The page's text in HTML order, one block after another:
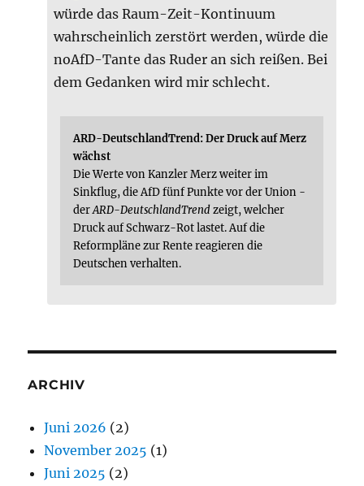
würde das Raum-Zeit-Kontinuum
wahrscheinlich zerstört werden, würde die
noAfD-Tante das Ruder an sich reißen. Bei
dem Gedanken wird mir schlecht.
ARD-DeutschlandTrend: Der Druck auf Merz
wächst
Die Werte von Kanzler Merz weiter im
Sinkflug, die AfD fünf Punkte vor der Union -
derARD-DeutschlandTrendzeigt, welcher
Druck auf Schwarz-Rot lastet. Auf die
Reformpläne zur Rente reagieren die
Deutschen verhalten.
ARCHIV
Juni 2026 (2)
November 2025 (1)
Juni 2025 (2)